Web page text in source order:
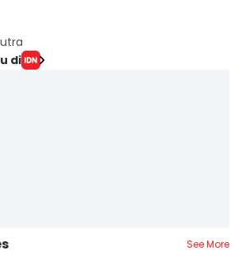
di
See More